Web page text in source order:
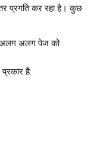
प्रगति कर रहा है। कुछ
अलग अलग पेज को
है: